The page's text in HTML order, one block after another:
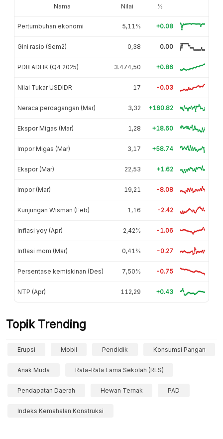
Nama Nilai %
Pertumbuhan ekonomi 5,11% +0.08
Gini rasio (Sem2) 0,38 0.00
PDB ADHK (Q4 2025) 3.474,50 +0.86
Nilai Tukar USDIDR 17 -0.03
Neraca perdagangan (Mar) 3,32 +160.82
Ekspor Migas (Mar) 1,28 +18.60
Impor Migas (Mar) 3,17 +58.74
Ekspor (Mar) 22,53 +1.62
Impor (Mar) 19,21 -8.08
Kunjungan Wisman (Feb) 1,16 -2.42
Inflasi yoy (Apr) 2,42% -1.06
Inflasi mom (Mar) 0,41% -0.27
Persentase kemiskinan (Des) 7,50% -0.75
NTP (Apr) 112,29 +0.43
Topik Trending
Erupsi Mobil Pendidik Konsumsi Pangan
Anak Muda Rata-Rata Lama Sekolah (RLS)
Pendapatan Daerah Hewan Ternak PAD
Indeks Kemahalan Konstruksi